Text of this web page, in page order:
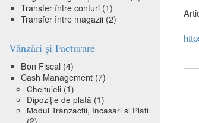
Transfer între conturi (1)
Transfer între magazii (2)
Vânzări și Facturare
Bon Fiscal (4)
Cash Management (7)
Cheltuieli (1)
Dipoziție de plată (1)
Modul Tranzactii, Incasari si Plati
(2)